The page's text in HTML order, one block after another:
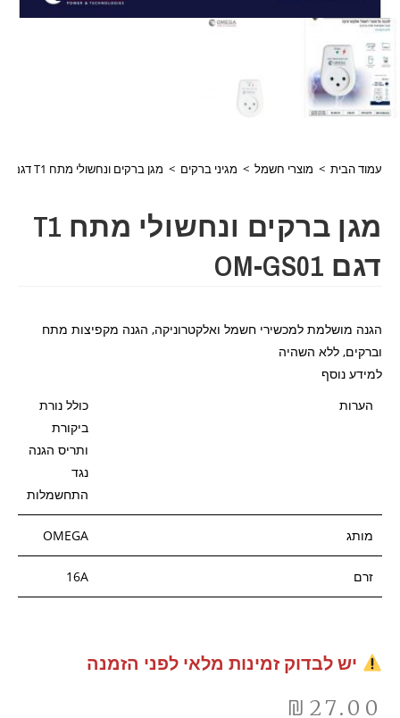
עמוד הבית > מוצרי חשמל > מגיני ברקים > מגן ברקים ונחשולי מתח T1 דגם OM-GS01
מגן ברקים ונחשולי מתח T1
דגם OM-GS01
הגנה מושלמת למכשירי חשמל ואלקטרוניקה, הגנה מקפיצות מתח
וברקים, ללא השהיה
למידע נוסף
הערות
כולל נורת
ביקורת
ותריס הגנה
נגד
התחשמלות
מותג OMEGA
זרם 16A
יש לבדוק זמינות מלאי לפני הזמנה
₪ 27.00